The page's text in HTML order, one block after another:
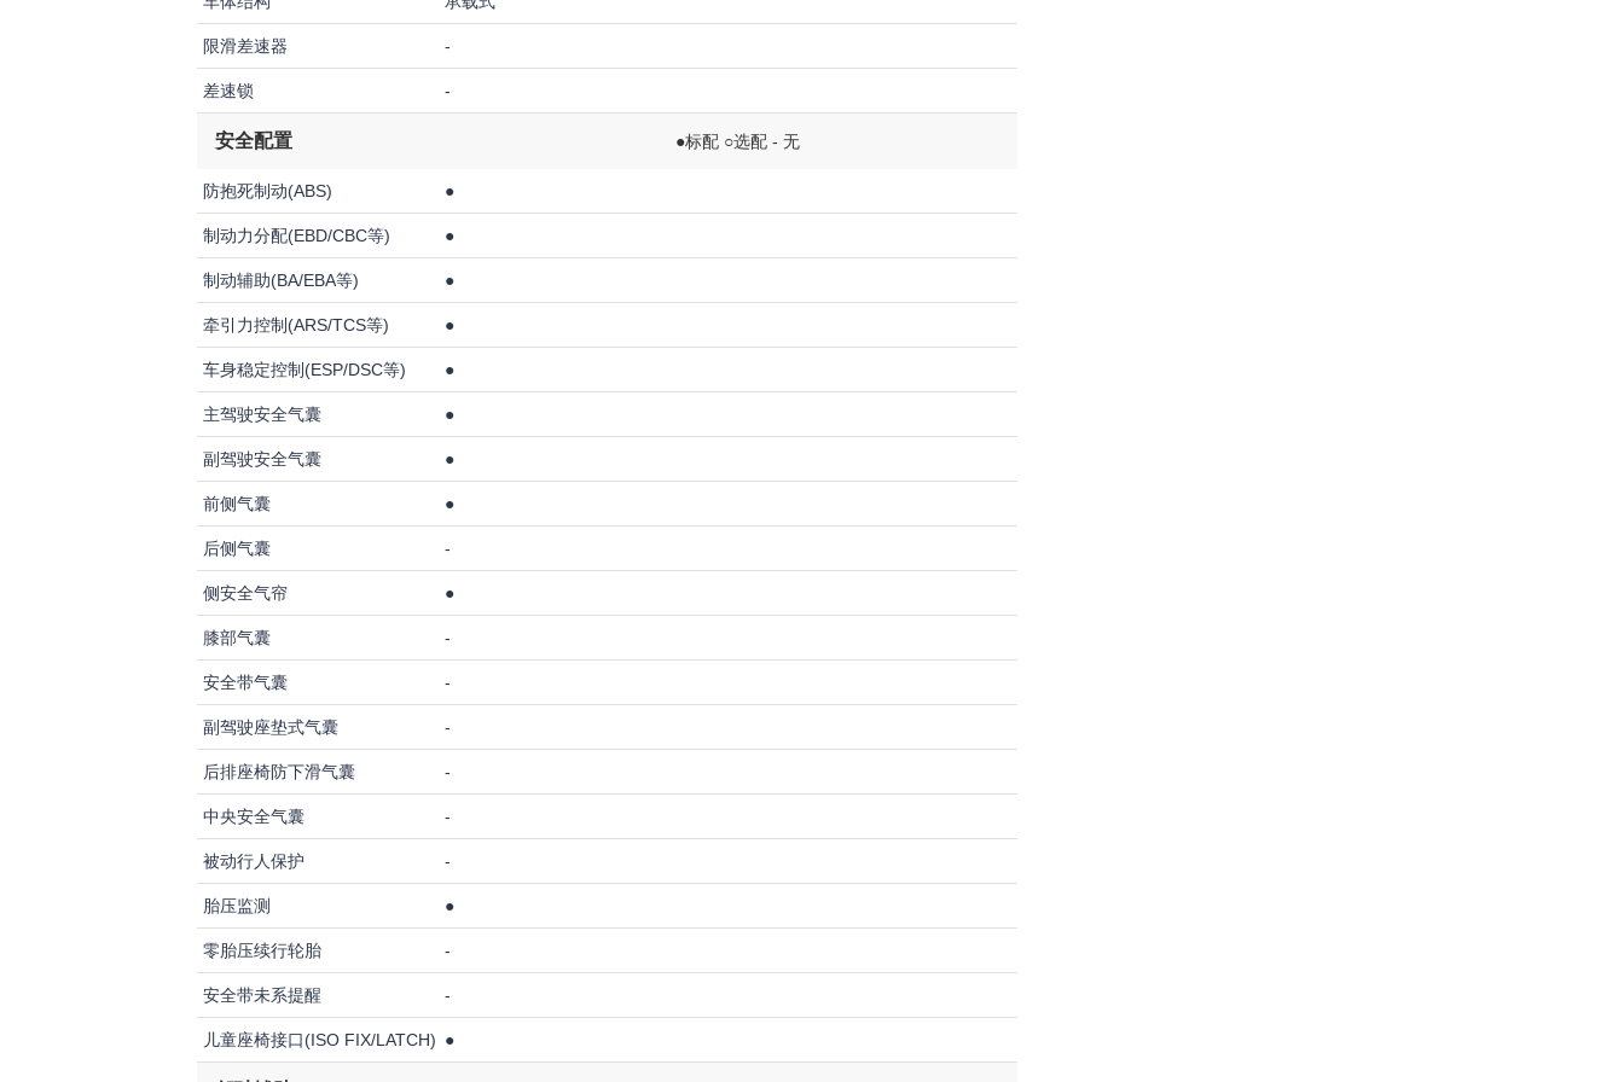
限滑差速器 -
差速锁 -
安全配置 ●标配 ○选配 - 无
防抱死制动(ABS) ●
制动力分配(EBD/CBC等) ●
制动辅助(BA/EBA等) ●
牵引力控制(ARS/TCS等) ●
车身稳定控制(ESP/DSC等) ●
主驾驶安全气囊 ●
副驾驶安全气囊 ●
前侧气囊 ●
后侧气囊 -
侧安全气帘 ●
膝部气囊 -
安全带气囊 -
副驾驶座垫式气囊 -
后排座椅防下滑气囊 -
中央安全气囊 -
被动行人保护 -
胎压监测 ●
零胎压续行轮胎 -
安全带未系提醒 -
儿童座椅接口(ISO FIX/LATCH) ●